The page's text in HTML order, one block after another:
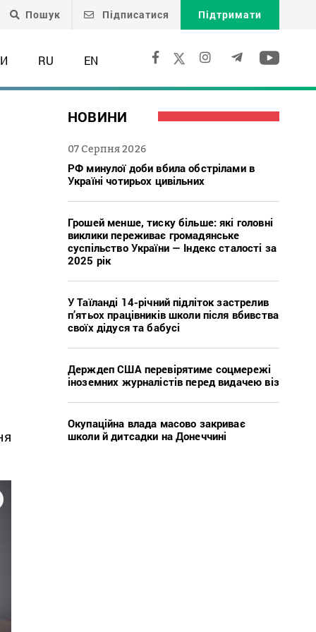
Пошук Підписатися Підтримати
RU EN
НОВИНИ
07 Серпня 2026
РФ минулої доби вбила обстрілами в
Україні чотирьох цивільних
Грошей менше, тиску більше: які головні
виклики переживає громадянське
суспільство України — Індекс сталості за
2025 рік
У Таїланді 14-річний підліток застрелив
п’ятьох працівників школи після вбивства
своїх дідуся та бабусі
Держдеп США перевірятиме соцмережі
іноземних журналістів перед видачею віз
Окупаційна влада масово закриває
школи й дитсадки на Донеччині